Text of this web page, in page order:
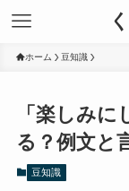
ホーム 豆知識
「楽しみ
る？例文と
豆知識